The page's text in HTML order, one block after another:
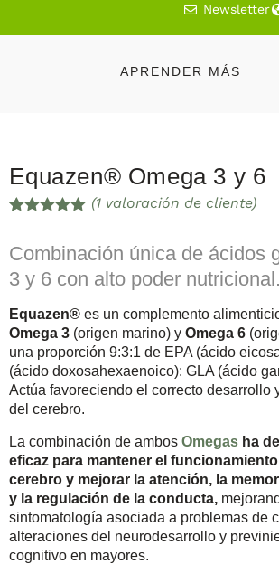
Newsletter
APRENDER MÁS
Equazen® Omega 3 y 6
5 en base
de un
(1valoración de cliente)
Combinación única de ácidos
3 y 6 con alto poder nutricional.
Equazen® es un complemento
Omega 3 (origen marino) yOmega 6
una proporción 9:3:1 de EPA (ácido
(ácido doxosahexaenoico): GLA (ácido
Actúa favoreciendo el correcto desarrollo
del cerebro.
La combinación de ambosOmegas ha
eficaz para mantener el
cerebro y mejorar la atención, la
y la regulación de la conducta,
sintomatología asociada a problemas de
alteraciones del neurodesarrollo y
cognitivo en mayores.